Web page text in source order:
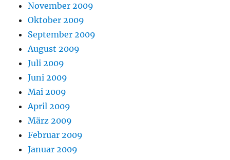
November 2009
Oktober 2009
September 2009
August 2009
Juli 2009
Juni 2009
Mai 2009
April 2009
März 2009
Februar 2009
Januar 2009